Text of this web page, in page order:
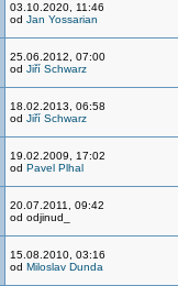
03.10.2020, 11:46
od Jan Yossarian
25.06.2012, 07:00
od Jiří Schwarz
18.02.2013, 06:58
od Jiří Schwarz
19.02.2009, 17:02
od Pavel Plhal
20.07.2011, 09:42
od odjinud_
15.08.2010, 03:16
od Miloslav Dunda